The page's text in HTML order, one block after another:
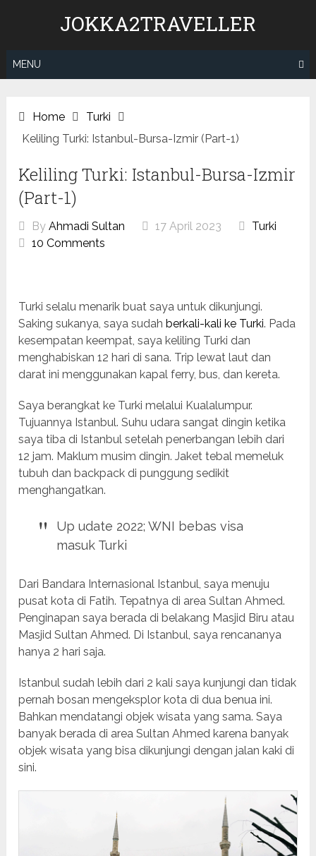
JOKKA2TRAVELLER
MENU
Home
Turki
Keliling Turki: Istanbul-Bursa-Izmir (Part-1)
Keliling Turki: Istanbul-Bursa-Izmir
(Part-1)
ByAhmadi Sultan 17 April 2023
Turki
10 Comments
Turki selalu menarik buat saya untuk dikunjungi.
Saking sukanya, saya sudah berkali-kali ke Turki. Pada
kesempatan keempat, saya keliling Turki dan
menghabiskan 12 hari di sana. Trip lewat laut dan
darat ini menggunakan kapal ferry, bus, dan kereta.
Saya berangkat ke Turki melalui Kualalumpur.
Tujuannya Istanbul. Suhu udara sangat dingin ketika
saya tiba di Istanbul setelah penerbangan lebih dari
12 jam. Maklum musim dingin. Jaket tebal memeluk
tubuh dan backpack di punggung sedikit
menghangatkan.
Up udate 2022; WNI bebas visa
masuk Turki
Dari Bandara Internasional Istanbul, saya menuju
pusat kota di Fatih. Tepatnya di area Sultan Ahmed.
Penginapan saya berada di belakang Masjid Biru atau
Masjid Sultan Ahmed. Di Istanbul, saya rencananya
hanya 2 hari saja.
Istanbul sudah lebih dari 2 kali saya kunjungi dan tidak
pernah bosan mengeksplor kota di dua benua ini.
Bahkan mendatangi objek wisata yang sama. Saya
banyak berada di area Sultan Ahmed karena banyak
objek wisata yang bisa dikunjungi dengan jalan kaki di
sini.